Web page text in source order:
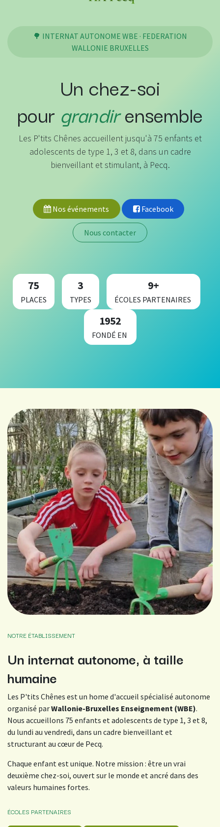
🌳 INTERNAT AUTONOME WBE · FEDERATION
WALLONIE BRUXELLES
Un chez-soi
pour grandirensemble
Les P'tits Chênes accueillent jusqu'à 75 enfants et
adolescents de type 1, 3 et 8, dans un cadre
bienveillant et stimulant, à Pecq.
Nos événements Facebook
Nous contacter
75
PLACES
3
TYPES
9+
ÉCOLES PARTENAIRES
1952
FONDÉ EN
NOTRE ÉTABLISSEMENT
Un internat autonome, à taille
humaine
Les P'tits Chênes est un home d'accueil spécialisé autonome
organisé parWallonie-Bruxelles Enseignement (WBE).
Nous accueillons 75 enfants et adolescents de type 1, 3 et 8,
du lundi au vendredi, dans un cadre bienveillant et
structurant au cœur de Pecq.
Chaque enfant est unique. Notre mission : être un vrai
deuxième chez-soi, ouvert sur le monde et ancré dans des
valeurs humaines fortes.
ÉCOLES PARTENAIRES